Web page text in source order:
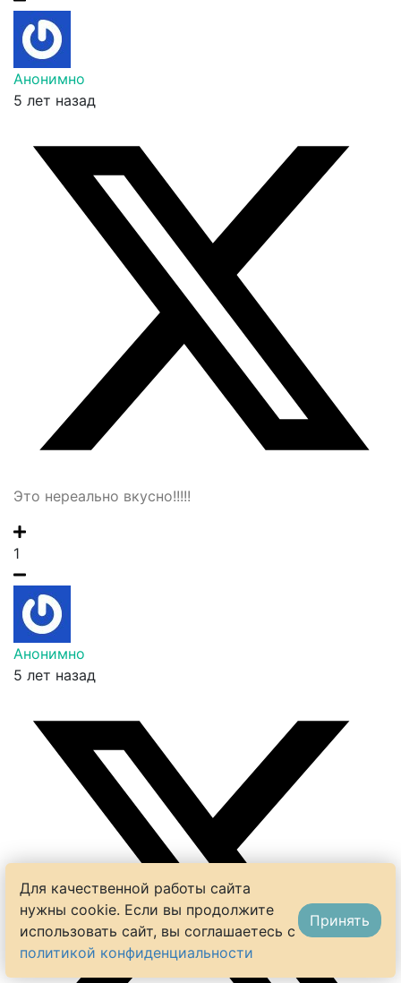
Анонимно
5 лет назад
Это нереально вкусно!!!!!
1
Анонимно
5 лет назад
Для качественной работы сайта
нужны cookie. Если вы продолжите
использовать сайт, вы соглашаетесь с
политикой конфиденциальности
Принять